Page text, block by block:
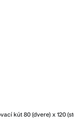
kút 80 (dvere) x 120